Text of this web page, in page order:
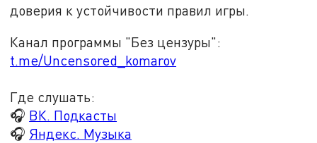
доверия к устойчивости правил игры.
Канал программы "Без цензуры":
t.me/Uncensored_komarov
Где слушать:
🎧 ВК. Подкасты
🎧 Яндекс. Музыка